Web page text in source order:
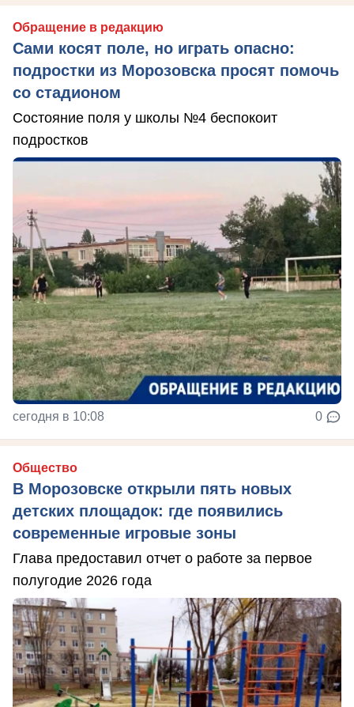
Обращение в редакцию
Сами косят поле, но играть опасно:
подростки из Морозовска просят помочь
со стадионом
Состояние поля у школы №4 беспокоит
подростков
сегодня в 10:08 0
Общество
В Морозовске открыли пять новых
детских площадок: где появились
современные игровые зоны
Глава предоставил отчет о работе за первое
полугодие 2026 года